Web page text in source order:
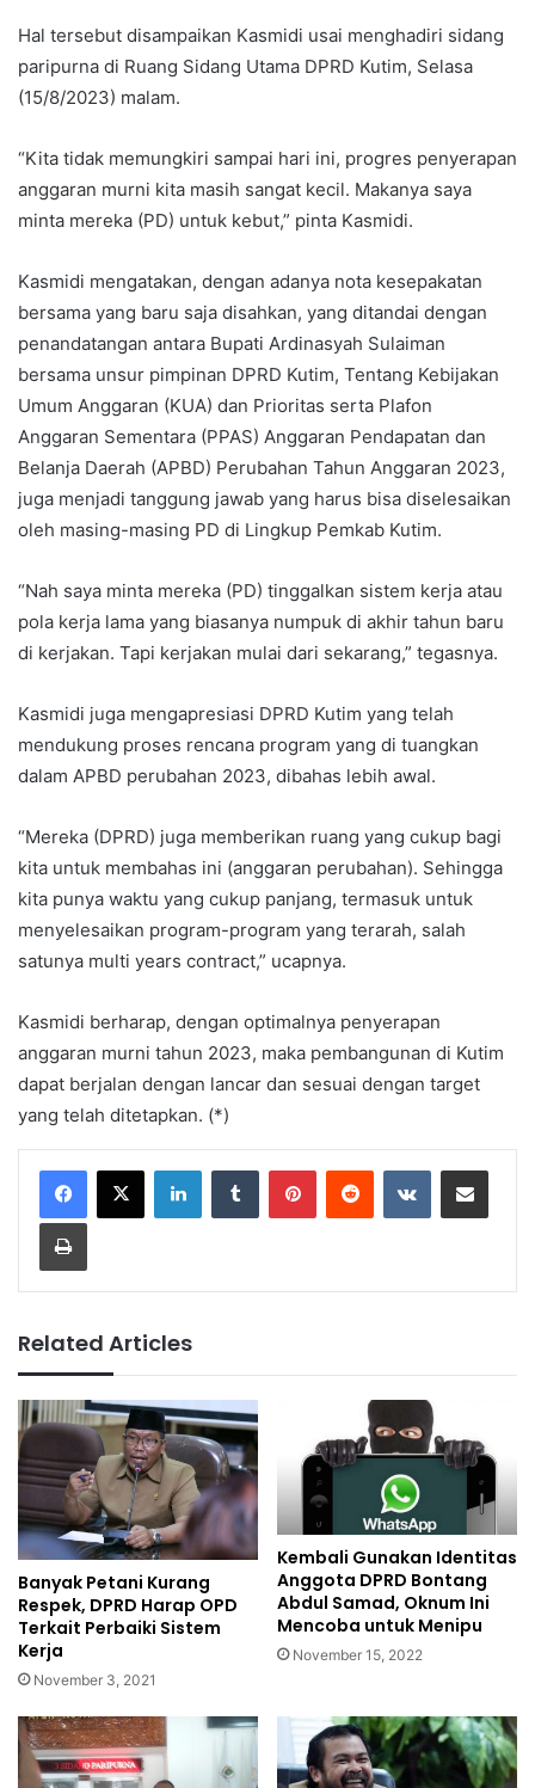
Hal tersebut disampaikan Kasmidi usai menghadiri sidang
paripurna di Ruang Sidang Utama DPRD Kutim, Selasa
(15/8/2023) malam.
“Kita tidak memungkiri sampai hari ini, progres penyerapan
anggaran murni kita masih sangat kecil. Makanya saya
minta mereka (PD) untuk kebut,” pinta Kasmidi.
Kasmidi mengatakan, dengan adanya nota kesepakatan
bersama yang baru saja disahkan, yang ditandai dengan
penandatangan antara Bupati Ardinasyah Sulaiman
bersama unsur pimpinan DPRD Kutim, Tentang Kebijakan
Umum Anggaran (KUA) dan Prioritas serta Plafon
Anggaran Sementara (PPAS) Anggaran Pendapatan dan
Belanja Daerah (APBD) Perubahan Tahun Anggaran 2023,
juga menjadi tanggung jawab yang harus bisa diselesaikan
oleh masing-masing PD di Lingkup Pemkab Kutim.
“Nah saya minta mereka (PD) tinggalkan sistem kerja atau
pola kerja lama yang biasanya numpuk di akhir tahun baru
di kerjakan. Tapi kerjakan mulai dari sekarang,” tegasnya.
Kasmidi juga mengapresiasi DPRD Kutim yang telah
mendukung proses rencana program yang di tuangkan
dalam APBD perubahan 2023, dibahas lebih awal.
“Mereka (DPRD) juga memberikan ruang yang cukup bagi
kita untuk membahas ini (anggaran perubahan). Sehingga
kita punya waktu yang cukup panjang, termasuk untuk
menyelesaikan program-program yang terarah, salah
satunya multi years contract,” ucapnya.
Kasmidi berharap, dengan optimalnya penyerapan
anggaran murni tahun 2023, maka pembangunan di Kutim
dapat berjalan dengan lancar dan sesuai dengan target
yang telah ditetapkan. (*)
LinkedInTumblr PinterestReddit VKontakteShare via Email
Print
Related Articles
Banyak Petani Kurang
Respek, DPRD Harap OPD
Terkait Perbaiki Sistem
Kerja
November 3, 2021
Kembali Gunakan Identitas
Anggota DPRD Bontang
Abdul Samad, Oknum Ini
Mencoba untuk Menipu
November 15, 2022